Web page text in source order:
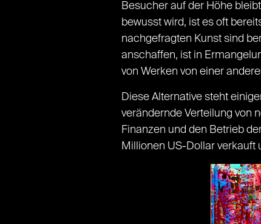
Besucher auf der Höhe
bewusst wird, ist es oft
nachgefragten Kunst sind
anschaffen, ist in
von Werken von einer
Diese Alternative steht
verändernde Verteilung von
Finanzen und den Betrieb
Millionen US-Dollar verkauft